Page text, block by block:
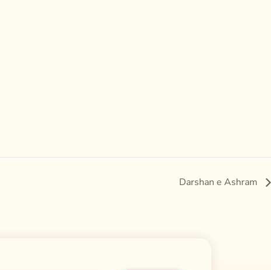
Darshan e Ashram